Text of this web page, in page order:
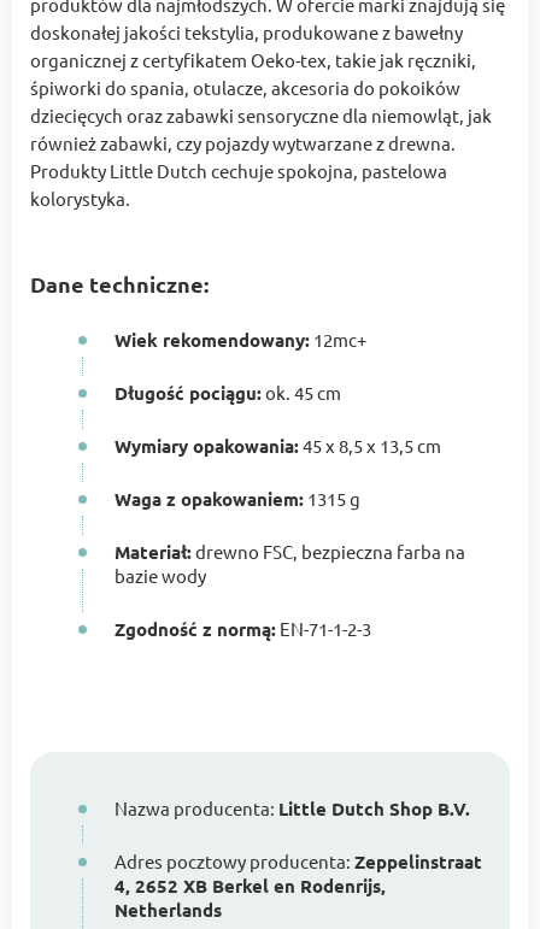
produktów dla najmłodszych. W ofercie marki znajdują się
doskonałej jakości tekstylia, produkowane z bawełny
organicznej z certyfikatem Oeko-tex, takie jak ręczniki,
śpiworki do spania, otulacze, akcesoria do pokoików
dziecięcych oraz zabawki sensoryczne dla niemowląt, jak
również zabawki, czy pojazdy wytwarzane z drewna.
Produkty Little Dutch cechuje spokojna, pastelowa
kolorystyka.
Dane techniczne:
Wiek rekomendowany: 12mc+
Długość pociągu:ok. 45 cm
Wymiary opakowania:45 x 8,5 x 13,5 cm
Waga z opakowaniem: 1315 g
Materiał:drewno FSC, bezpieczna farba na
bazie wody
Zgodność z normą: EN-71-1-2-3
Nazwa producenta: Little Dutch Shop B.V.
Adres pocztowy producenta: Zeppelinstraat
4, 2652 XB Berkel en Rodenrijs,
Netherlands